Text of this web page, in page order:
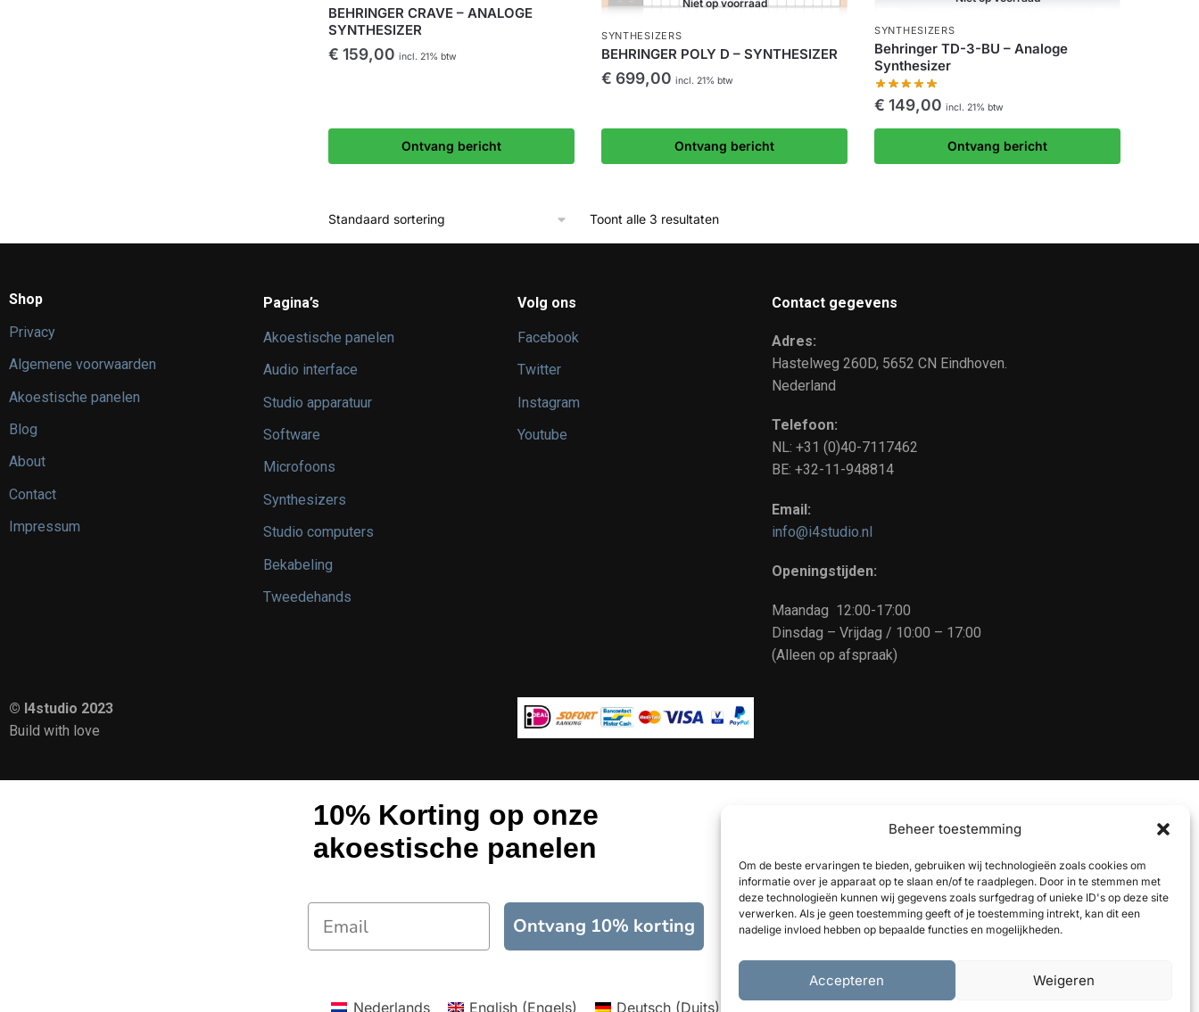
Beheer toestemming
Om de beste ervaringen te bieden, gebruiken wij technologieën zoals cookies om
informatie over je apparaat op te slaan en/of te raadplegen. Door in te stemmen met
deze technologieën kunnen wij gegevens zoals surfgedrag of unieke ID's op deze site
verwerken. Als je geen toestemming geeft of je toestemming intrekt, kan dit een
nadelige invloed hebben op bepaalde functies en mogelijkheden.
Accepteren Weigeren
BEHRINGER CRAVE – ANALOGE
SYNTHESIZER
€ 159,00 incl. 21% btw
Ontvang bericht
Niet op voorraad
SYNTHESIZERS
BEHRINGER POLY D – SYNTHESIZER
€ 699,00 incl. 21% btw
Ontvang bericht
SYNTHESIZERS
Behringer TD-3-BU – Analoge
Synthesizer
€ 149,00 incl. 21% btw
Ontvang bericht
Toont alle 3 resultaten
Shop
Privacy
Algemene voorwaarden
Akoestische panelen
Blog
About
Contact
Impressum
Pagina’s
Akoestische panelen
Audio interface
Studio apparatuur
Software
Microfoons
Synthesizers
Studio computers
Bekabeling
Tweedehands
Volg ons
Facebook
Twitter
Instagram
Youtube
Contact gegevens
Adres:
Hastelweg 260D, 5652 CN Eindhoven.
Nederland
Telefoon:
NL: +31 (0)40-7117462
BE: +32-11-948814
Email:
info@i4studio.nl
Openingstijden:
Maandag 12:00-17:00
Dinsdag – Vrijdag / 10:00 – 17:00
(Alleen op afspraak)
© I4studio 2023
Build with love
10% Korting op onze
akoestische panelen
Ontvang 10% korting
Nederlands English (Engels) Deutsch (Duits)